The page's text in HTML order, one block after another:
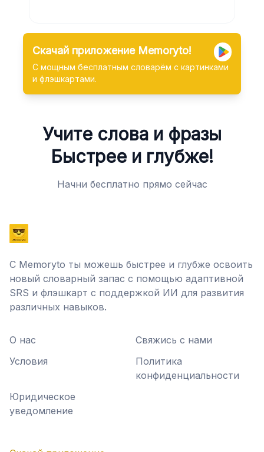
Скачай приложение Memoryto!
С мощным бесплатным словарём с картинками
и флэшкартами.
Учите слова и фразы
Быстрее и глубже!
Начни бесплатно прямо сейчас
С Memoryto ты можешь быстрее и глубже освоить
новый словарный запас с помощью адаптивной
SRS и флэшкарт с поддержкой ИИ для развития
различных навыков.
О нас
Свяжись с нами
Условия
Политика
конфиденциальности
Юридическое
уведомление